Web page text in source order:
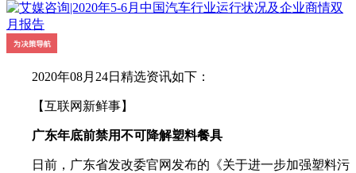
2020年08月24日精选资讯如下：
【互联网新鲜事】
广东年底前禁用不可降解塑料餐具
日前，广东省发改委官网发布的《关于进一步加强塑料污